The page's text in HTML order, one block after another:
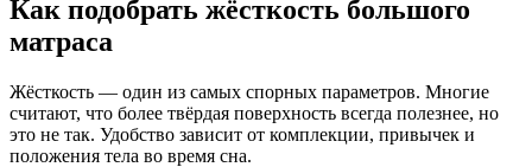
Как подобрать жёсткость большого
матраса
Жёсткость — один из самых спорных параметров. Многие
считают, что более твёрдая поверхность всегда полезнее, но
это не так. Удобство зависит от комплекции, привычек и
положения тела во время сна.